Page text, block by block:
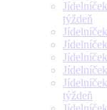
týždeň
týždeň